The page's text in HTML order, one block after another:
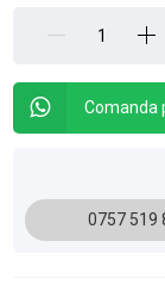
Comanda
0757 519